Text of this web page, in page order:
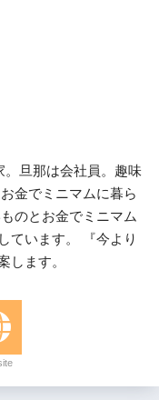
。旦那は会社員。趣味
金でミニマムに暮ら
のとお金でミニマム
ています。 『今より
します。